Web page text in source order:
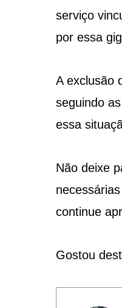
serviço
por essa
A exclusão
seguindo
essa
Não deixe
continue
Gostou